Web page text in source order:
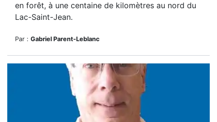
en forêt, à une centaine de kilomètres au nord du
Lac-Saint-Jean.
Par : Gabriel Parent-Leblanc